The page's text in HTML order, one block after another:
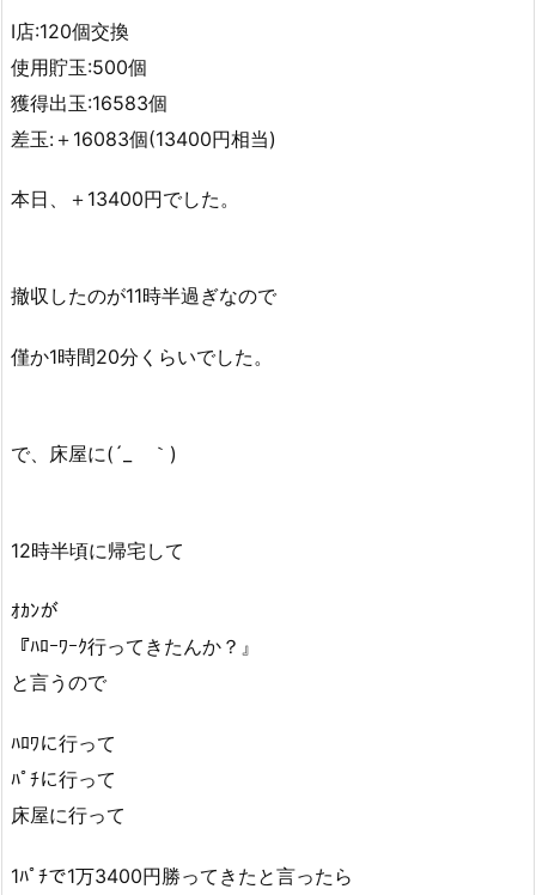
I店:120個交換
使用貯玉:500個
獲得出玉:16583個
差玉:＋16083個(13400円相当)
本日、＋13400円でした。
撤収したのが11時半過ぎなので
僅か1時間20分くらいでした。
で、床屋に(´_ゝ｀)
12時半頃に帰宅して
ｵｶﾝが
『ﾊﾛｰﾜｰｸ行ってきたんか？』
と言うので
ﾊﾛﾜに行って
ﾊﾟﾁに行って
床屋に行って
1ﾊﾟﾁで1万3400円勝ってきたと言ったら